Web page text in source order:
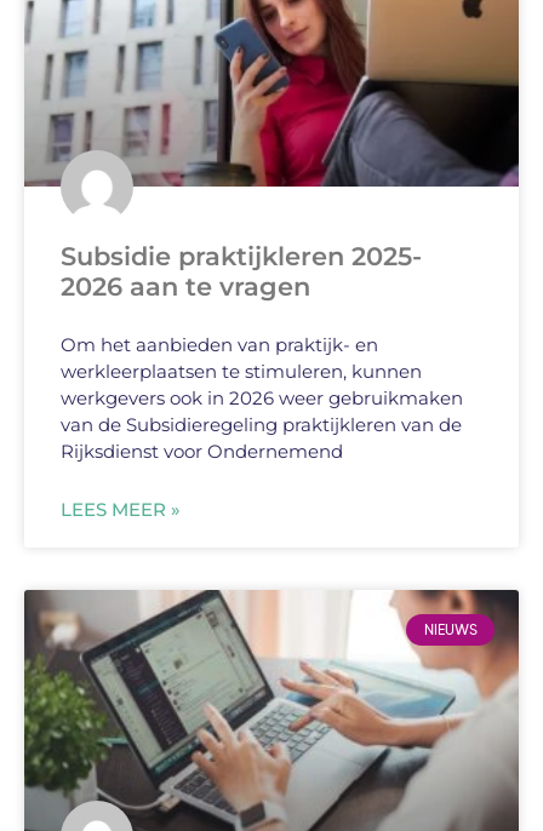
Subsidie praktijkleren 2025-
2026 aan te vragen
Om het aanbieden van praktijk- en
werkleerplaatsen te stimuleren, kunnen
werkgevers ook in 2026 weer gebruikmaken
van de Subsidieregeling praktijkleren van de
Rijksdienst voor Ondernemend
LEES MEER »
NIEUWS